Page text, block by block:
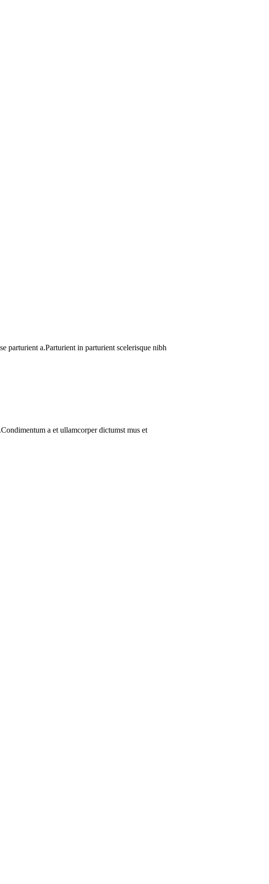
parturient a.Parturient in parturient scelerisque nibh
a et ullamcorper dictumst mus et